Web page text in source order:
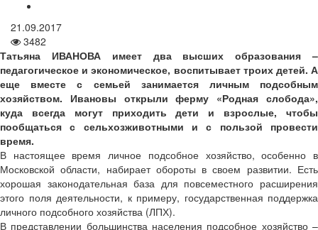
21.09.2017
3482
Татьяна ИВАНОВА имеет два высших образования –
педагогическое и экономическое, воспитывает троих детей. А
еще вместе с семьей занимается личным подсобным
хозяйством. Ивановы открыли ферму «Родная слобода»,
куда всегда могут приходить дети и взрослые, чтобы
пообщаться с сельхозживотными и с пользой провести
время.
В настоящее время личное подсобное хозяйство, особенно в
Московской области, набирает обороты в своем развитии. Есть
хорошая законодательная база для повсеместного расширения
этого поля деятельности, к примеру, государственная поддержка
личного подсобного хозяйства (ЛПХ).
В представлении большинства населения подсобное хозяйство –